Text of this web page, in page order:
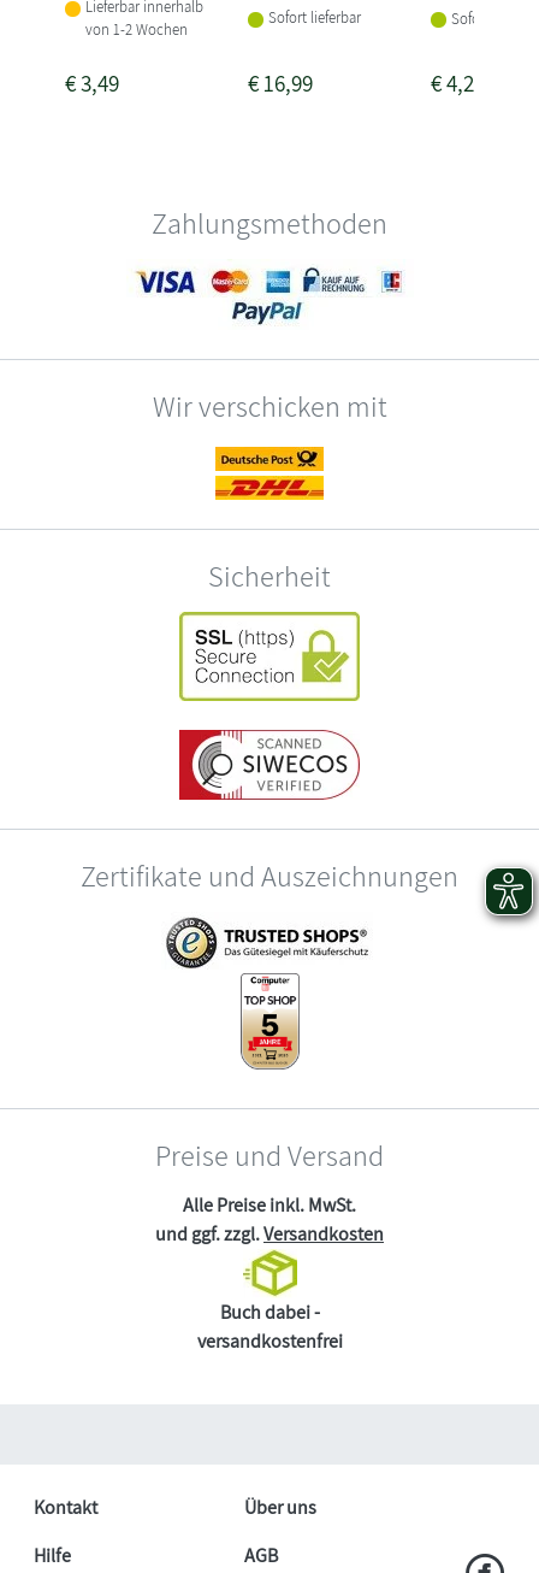
Lieferbar innerhalb
von 1-2 Wochen
€3,49
Sofort lieferbar
€16,99
Sofort
€4,25
Zahlungsmethoden
Wir verschicken mit
Sicherheit
Zertifikate und Auszeichnungen
Preise und Versand
Alle Preise inkl. MwSt.
und ggf. zzgl.Versandkosten
Buch dabei -
versandkostenfrei
Kontakt
Über uns
Hilfe
AGB